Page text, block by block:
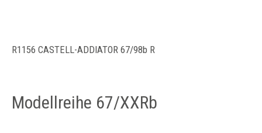
R1156 CASTELL-ADDIATOR 67/98b R
Modellreihe 67/XXRb